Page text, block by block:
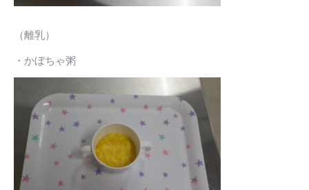
（離乳）
・かぼちゃ粥